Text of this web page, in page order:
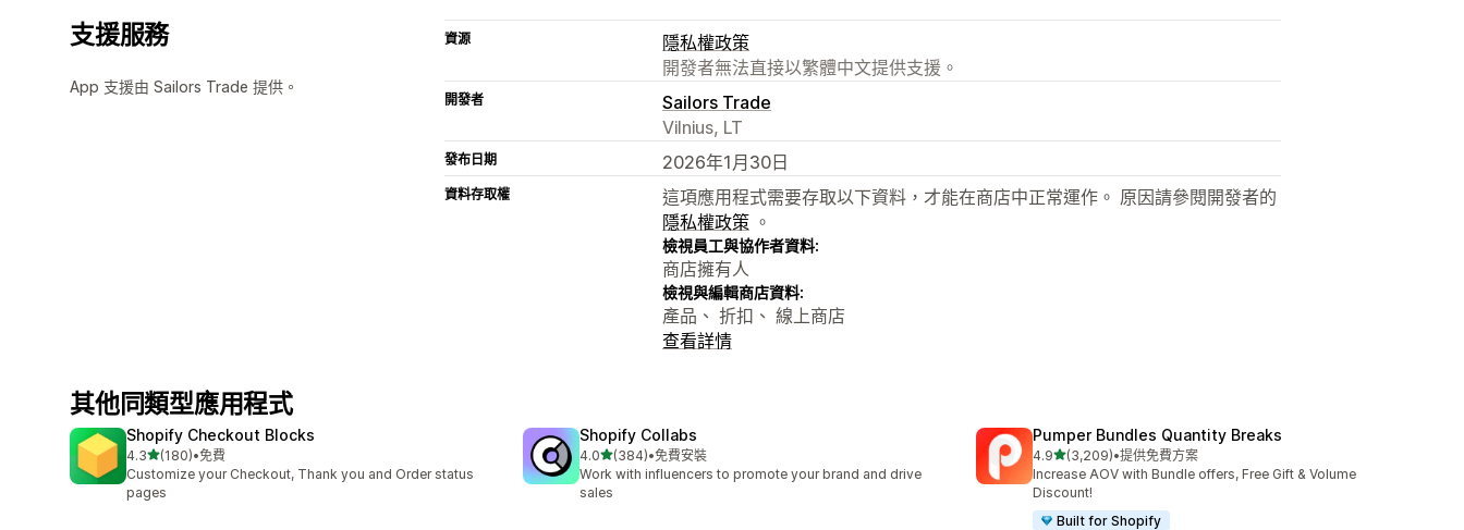
支援服務
App 支援由 Sailors Trade 提供。
資源
隱私權政策
開發者無法直接以繁體中文提供支援。
開發者
Sailors Trade
Vilnius, LT
發布日期 2026年1月30日
資料存取權
這項應用程式需要存取以下資料，才能在商店中正常運作。 原因請參閱開發者的
隱私權政策 。
檢視員工與協作者資料:
商店擁有人
檢視與編輯商店資料:
產品、 折扣、 線上商店
查看詳情
其他同類型應用程式
Shopify Checkout Blocks
4.3滿分 5 顆星
(180)
共有 180 則評價
•免費
Customize your Checkout, Thank you and Order status
pages
Shopify Collabs
4.0滿分 5 顆星
(384)
共有 384 則評價
•免費安裝
Work with influencers to promote your brand and drive
sales
Pumper Bundles Quantity Breaks
4.9滿分 5 顆星
(3,209)
共有 3209 則評價
•提供免費方案
Increase AOV with Bundle offers, Free Gift & Volume
Discount!
Built for Shopify